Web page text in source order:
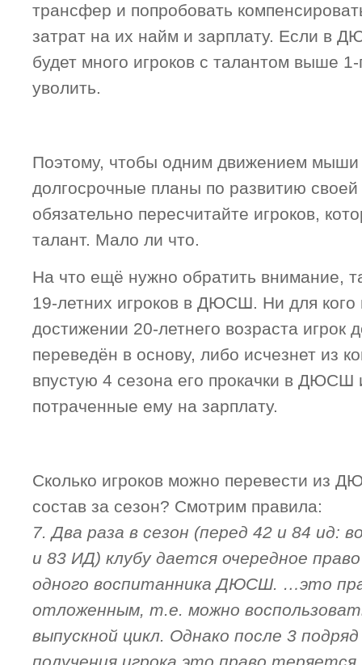
трансфер и попробовать
затрат на их найм и зарплату. Если в
будет много игроков с талантом выше
уволить.
Поэтому, чтобы одним движением мыши
долгосрочные планы по развитию
обязательно пересчитайте игроков,
талант. Мало ли что.
На что ещё нужно обратить внимание,
19-летних игроков в ДЮСШ. Ни для кого
достижении 20-летнего возраста игрок
переведён в основу, либо исчезнет из
впустую 4 сезона его прокачки в ДЮСШ
потраченные ему на зарплату.
Сколько игроков можно перевести из
состав за сезон? Смотрим правила:
7. Два раза в сезон (перед 42 и 84 ид:
и 83 ИД) клубу дается очередное
одного воспитанника ДЮСШ. …это
отложенным, т.е. можно
выпускной цикл. Однако после 3